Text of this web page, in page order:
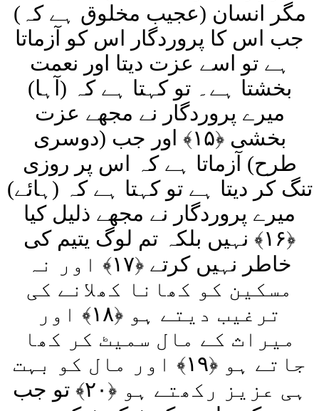
مگر انسان (عجیب مخلوق ہے کہ)
جب اس کا پروردگار اس کو آزماتا
ہے تو اسے عزت دیتا اور نعمت
بخشتا ہے۔ تو کہتا ہے کہ (آہا)
میرے پروردگار نے مجھے عزت
بخشی ﴿۱۵﴾ اور جب (دوسری
طرح) آزماتا ہے کہ اس پر روزی
تنگ کر دیتا ہے تو کہتا ہے کہ (ہائے)
میرے پروردگار نے مجھے ذلیل کیا
﴿۱۶﴾ نہیں بلکہ تم لوگ یتیم کی
خاطر نہیں کرتے ﴿۱۷﴾ اور نہ
مسکین کو کھانا کھلانے کی
ترغیب دیتے ہو ﴿۱۸﴾ اور
میراث کے مال سمیٹ کر کھا
جاتے ہو ﴿۱۹﴾ اور مال کو بہت
ہی عزیز رکھتے ہو ﴿۲۰﴾ تو جب